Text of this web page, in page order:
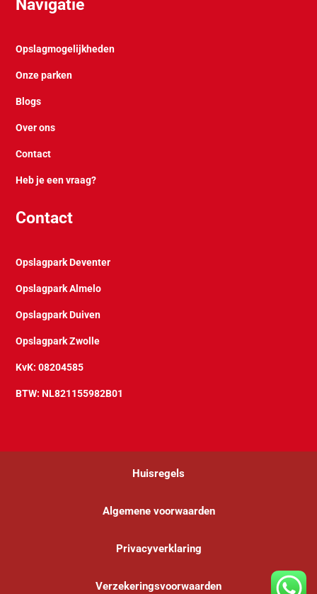
Navigatie
Opslagmogelijkheden
Onze parken
Blogs
Over ons
Contact
Heb je een vraag?
Contact
Opslagpark Deventer
Opslagpark Almelo
Opslagpark Duiven
Opslagpark Zwolle
KvK: 08204585
BTW: NL821155982B01
Huisregels
Algemene voorwaarden
Privacyverklaring
Verzekeringsvoorwaarden